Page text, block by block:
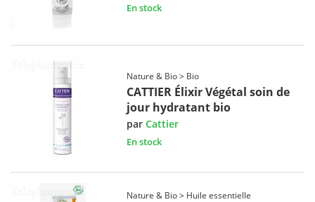
En stock
Nature & Bio > Bio
CATTIER Élixir Végétal soin de
jour hydratant bio
parCattier
En stock
Nature & Bio > Huile essentielle